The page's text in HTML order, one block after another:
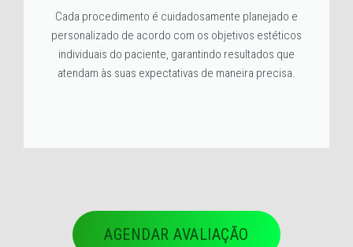
Cada procedimento é cuidadosamente planejado e
personalizado de acordo com os objetivos estéticos
individuais do paciente, garantindo resultados que
atendam às suas expectativas de maneira precisa.
AGENDAR AVALIAÇÃO